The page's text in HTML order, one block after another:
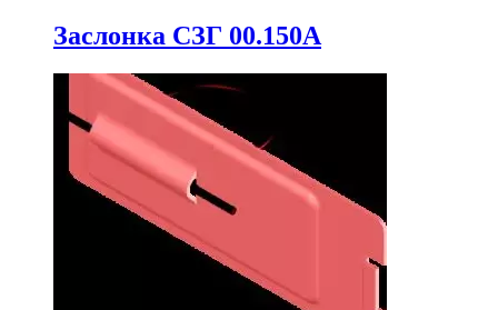
Заслонка СЗГ 00.150А